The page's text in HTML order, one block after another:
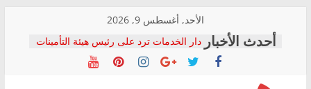
content
الأحد, أغسطس 9, 2026
دار الخدمات ترد على رئيس هيئة التأمينات
بعد مؤتمره الصحفي: إنكار الأزمة لا ينهي
معاناة أصحاب المعاشات.. ونطالب بكشف